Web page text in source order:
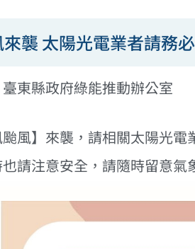
襲 太陽光電業者請務
東縣政府綠能推動辦公室
風】來襲，請相關太陽光
請注意安全，請隨時留意